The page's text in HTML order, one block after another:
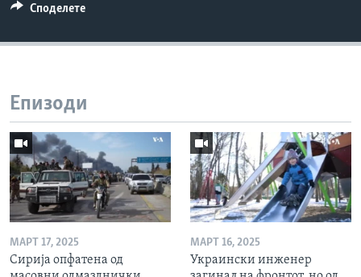
Споделете
Епизоди
МАРТ 17, 2025
Сирија опфатена од
МАРТ 16, 2025
Украински инженер